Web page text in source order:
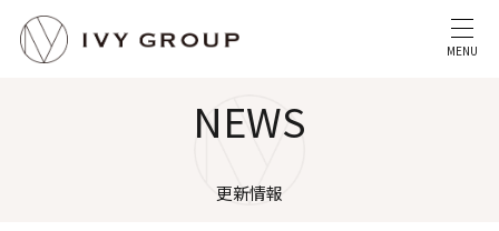
MENU
NEWS
更新情報